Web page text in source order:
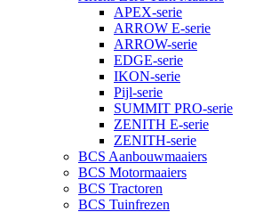
APEX-serie
ARROW E-serie
ARROW-serie
EDGE-serie
IKON-serie
Pijl-serie
SUMMIT PRO-serie
ZENITH E-serie
ZENITH-serie
BCS Aanbouwmaaiers
BCS Motormaaiers
BCS Tractoren
BCS Tuinfrezen